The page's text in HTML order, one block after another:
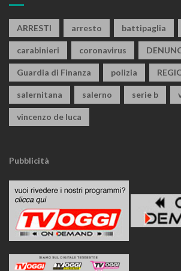
ARRESTI arresto battipaglia
carabinieri coronavirus
Guardia di Finanza polizia
salernitana salerno serie b
vincenzo de luca
Pubblicità